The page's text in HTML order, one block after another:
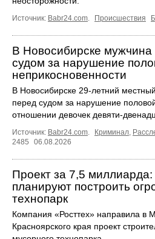
Источник: Babr24.com. Происшествия
В Новосибирске мужчина
судом за нарушение
неприкосновенности
В Новосибирске 29-летний
перед судом за нарушение
отношении девочек девяти-
Источник: Babr24.com. Криминал,
2485
06.08.2026
Проект за 7,5
планируют построить
технопарк
Компания «Росттех» направила в
Красноярского края проект